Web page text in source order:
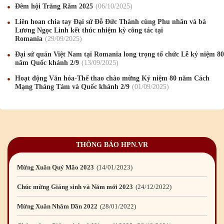
Đêm hội Trăng Rằm 2025 06/10/2025
Liên hoan chia tay Đại sứ Đỗ Đức Thành cùng Phu nhân và bà
Lương Ngọc Linh kết thúc nhiệm kỳ công tác tại
Romania
29/09/2025
Đại sứ quán Việt Nam tại Romania long trọng tổ chức Lễ kỷ niệm 80
năm Quốc khánh 2/9
13/09/2025
Hoạt động Văn hóa-Thể thao chào mừng Kỷ niệm 80 năm Cách
Mạng Tháng Tám và Quốc khánh 2/9
01/09/2025
THÔNG BÁO HPN.VR
Chúc mừng Giáng sinh và Năm mới 2020
Mừng Xuân Kỷ Hợi 2019 03/02/2019
Chúc mừng Giáng sinh và Năm mới 2019 /2018
Chúc mừng Giáng sinh và Năm mới 2026 24/12/2025
Chúc mừng Giáng sinh và Năm mới 2025 24/12/2024
Chúc mừng Giáng sinh và Năm mới 2024 21/12
Mừng Xuân Quý Mão 2023 14/01/2023
Chúc mừng Giáng sinh và Năm mới 2023 24/12/2022
Mừng Xuân Nhâm Dần 2022 28/01/2022